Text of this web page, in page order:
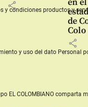
share
de
Colo
share
y condiciones productos y
y uso del dato Personal
EL COLOMBIANOcomparta